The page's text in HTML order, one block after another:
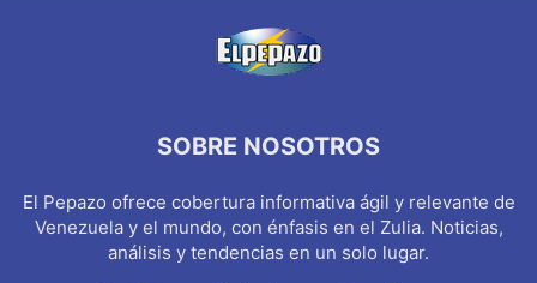
SOBRE NOSOTROS
El Pepazo ofrece cobertura informativa ágil y relevante de
Venezuela y el mundo, con énfasis en el Zulia. Noticias,
análisis y tendencias en un solo lugar.